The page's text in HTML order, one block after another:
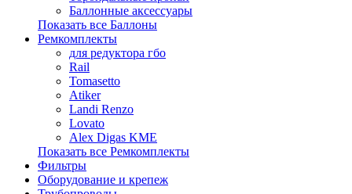
Баллонные аксессуары
Показать все Баллоны
Ремкомплекты
для редуктора гбо
Rail
Tomasetto
Atiker
Landi Renzo
Lovato
Alex Digas KME
Показать все Ремкомплекты
Фильтры
Оборудование и крепеж